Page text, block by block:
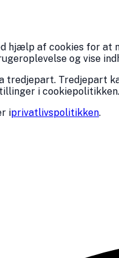
hjælp af cookies for at
og vise
tredjepart. Tredjepart
i cookiepolitikken.
iprivatlivspolitikken.